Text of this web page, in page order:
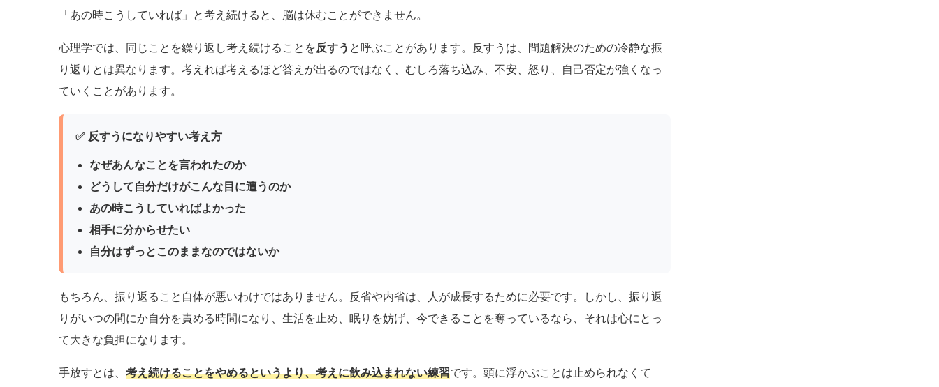
「あの時こうしていれば」と考え続けると、脳は休むことができません。
心理学では、同じことを繰り返し考え続けることを反すう と呼ぶことがあります。反すうは、問題解決のための冷静な振
り返りとは異なります。考えれば考えるほど答えが出るのではなく、むしろ落ち込み、不安、怒り、自己否定が強くなっ
ていくことがあります。
✅ 反すうになりやすい考え方
なぜあんなことを言われたのか
どうして自分だけがこんな目に遭うのか
あの時こうしていればよかった
相手に分からせたい
自分はずっとこのままなのではないか
もちろん、振り返ること自体が悪いわけではありません。反省や内省は、人が成長するために必要です。しかし、振り返
りがいつの間にか自分を責める時間になり、生活を止め、眠りを妨げ、今できることを奪っているなら、それは心にとっ
て大きな負担になります。
手放すとは、 考え続けることをやめるというより、考えに飲み込まれない練習です。頭に浮かぶことは止められなくて